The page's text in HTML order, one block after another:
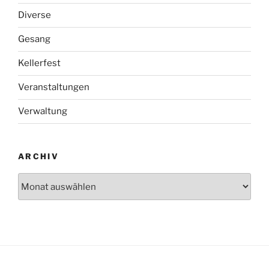
Diverse
Gesang
Kellerfest
Veranstaltungen
Verwaltung
ARCHIV